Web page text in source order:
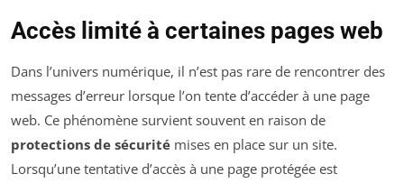
Accès limité à certaines pages web
Dans l’univers numérique, il n’est pas rare de rencontrer des
messages d’erreur lorsque l’on tente d’accéder à une page
web. Ce phénomène survient souvent en raison de
protections de sécurité mises en place sur un site.
Lorsqu’une tentative d’accès à une page protégée est